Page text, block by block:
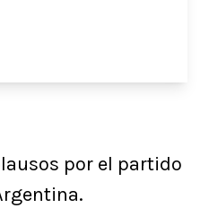
por el partido